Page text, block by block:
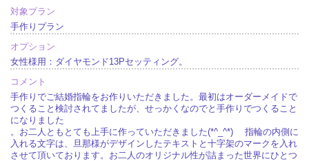
対象プラン
手作りプラン
オプション
女性様用：ダイヤモンド13Pセッティング。
コメント
手作りでご結婚指輪をお作りいただきました。最初はオーダーメイドで
つくること検討されてましたが、せっかくなのでと手作りでつくること
になりました
。お二人ともとても上手に作っていただきました(*^_^*) 指輪の内側に
入れる文字は、旦那様がデザインしたテキストと十字架のマークを入れ
させて頂いております。お二人のオリジナル性が詰まった世界にひとつ